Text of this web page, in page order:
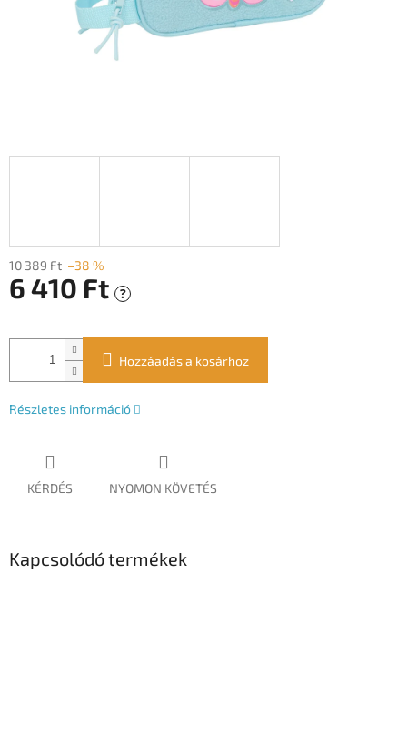
10 389 Ft –38 %
6 410 Ft ?
Hozzáadás a kosárhoz
Részletes információ
KÉRDÉS NYOMON KÖVETÉS
Kapcsolódó termékek